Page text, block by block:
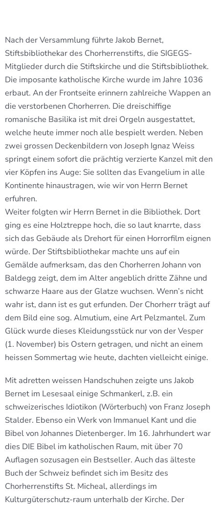
Nach der Versammlung führte Jakob Bernet,
Stiftsbibliothekar des Chorherrenstifts, die SIGEGS-
Mitglieder durch die Stiftskirche und die Stiftsbibliothek.
Die imposante katholische Kirche wurde im Jahre 1036
erbaut. An der Frontseite erinnern zahlreiche Wappen an
die verstorbenen Chorherren. Die dreischiffige
romanische Basilika ist mit drei Orgeln ausgestattet,
welche heute immer noch alle bespielt werden. Neben
zwei grossen Deckenbildern von Joseph Ignaz Weiss
springt einem sofort die prächtig verzierte Kanzel mit den
vier Köpfen ins Auge: Sie sollten das Evangelium in alle
Kontinente hinaustragen, wie wir von Herrn Bernet
erfuhren.
Weiter folgten wir Herrn Bernet in die Bibliothek. Dort
ging es eine Holztreppe hoch, die so laut knarrte, dass
sich das Gebäude als Drehort für einen Horrorfilm eignen
würde. Der Stiftsbibliothekar machte uns auf ein
Gemälde aufmerksam, das den Chorherren Johann von
Baldegg zeigt, dem im Alter angeblich dritte Zähne und
schwarze Haare aus der Glatze wuchsen. Wenn’s nicht
wahr ist, dann ist es gut erfunden. Der Chorherr trägt auf
dem Bild eine sog. Almutium, eine Art Pelzmantel. Zum
Glück wurde dieses Kleidungsstück nur von der Vesper
(1. November) bis Ostern getragen, und nicht an einem
heissen Sommertag wie heute, dachten vielleicht einige.
Mit adretten weissen Handschuhen zeigte uns Jakob
Bernet im Lesesaal einige Schmankerl, z.B. ein
schweizerisches Idiotikon (Wörterbuch) von Franz Joseph
Stalder. Ebenso ein Werk von Immanuel Kant und die
Bibel von Johannes Dietenberger. Im 16. Jahrhundert war
dies DIE Bibel im katholischen Raum, mit über 70
Auflagen sozusagen ein Bestseller. Auch das älteste
Buch der Schweiz befindet sich im Besitz des
Chorherrenstifts St. Micheal, allerdings im
Kulturgüterschutz-raum unterhalb der Kirche. Der